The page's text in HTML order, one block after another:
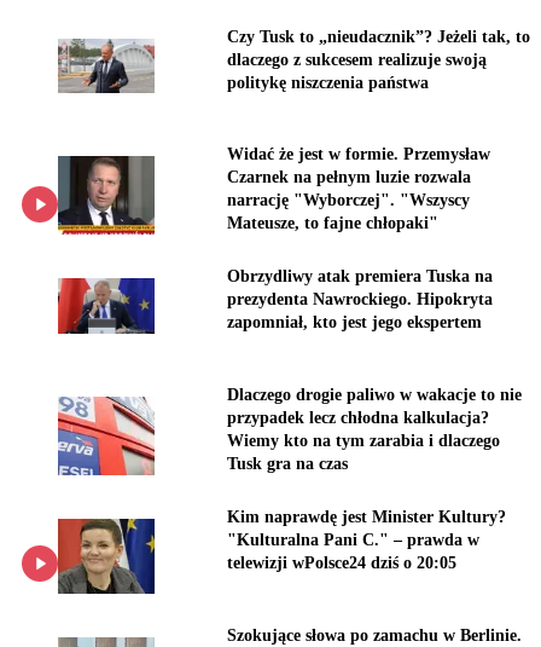
Czy Tusk to „nieudacznik”? Jeżeli tak, to
dlaczego z sukcesem realizuje swoją
politykę niszczenia państwa
Widać że jest w formie. Przemysław
Czarnek na pełnym luzie rozwala
narrację "Wyborczej". "Wszyscy
Mateusze, to fajne chłopaki"
Obrzydliwy atak premiera Tuska na
prezydenta Nawrockiego. Hipokryta
zapomniał, kto jest jego ekspertem
Dlaczego drogie paliwo w wakacje to nie
przypadek lecz chłodna kalkulacja?
Wiemy kto na tym zarabia i dlaczego
Tusk gra na czas
Kim naprawdę jest Minister Kultury?
"Kulturalna Pani C." – prawda w
telewizji wPolsce24 dziś o 20:05
Szokujące słowa po zamachu w Berlinie.